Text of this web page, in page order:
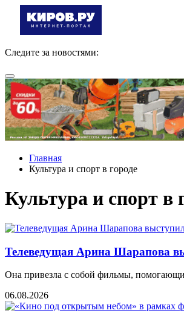
Следите за новостями:
Главная
Культура и спорт в городе
Культура и спорт в
Телеведущая Арина Шарапова
Она привезла с собой фильмы,
06.08.2026